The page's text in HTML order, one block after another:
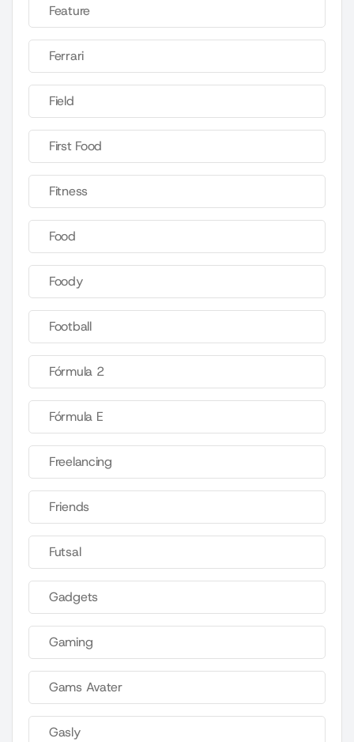
Feature
Ferrari
Field
First Food
Fitness
Food
Foody
Football
Fórmula 2
Fórmula E
Freelancing
Friends
Futsal
Gadgets
Gaming
Gams Avater
Gasly